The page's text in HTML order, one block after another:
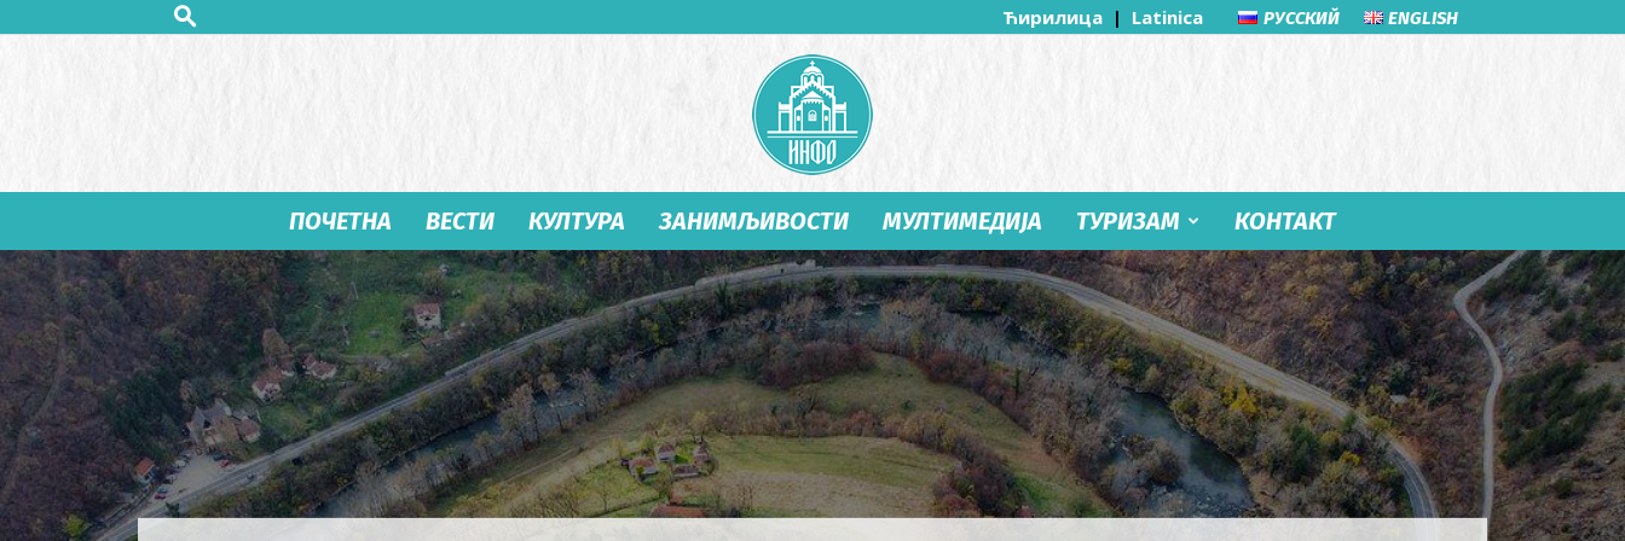
Ћирилица | Latinica РУССКИЙ ENGLISH
Студеница
Инфо
ПОЧЕТНА ВЕСТИ КУЛТУРА ЗАНИМЉИВОСТИ МУЛТИМЕДИЈА ТУРИЗАМ КОНТАКТ